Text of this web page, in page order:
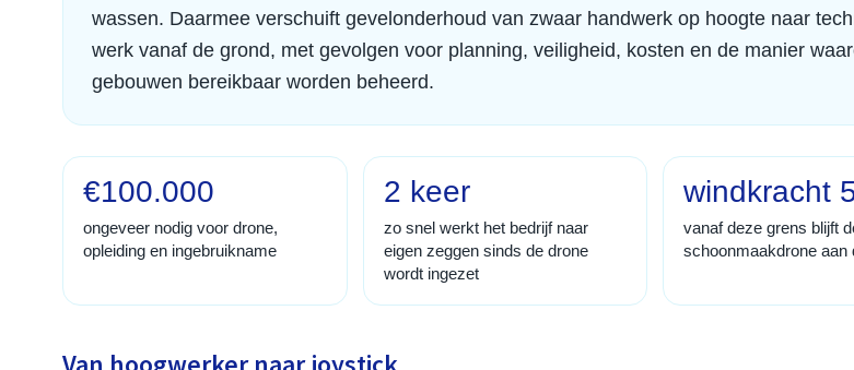
wassen. Daarmee verschuift gevelonderhoud van zwaar handwerk op hoogte naar
werk vanaf de grond, met gevolgen voor planning, veiligheid, kosten en de manier
gebouwen bereikbaar worden beheerd.
€100.000
ongeveer nodig voor drone,
opleiding en ingebruikname
2 keer
zo snel werkt het bedrijf naar
eigen zeggen sinds de drone
wordt ingezet
windkracht
vanaf deze grens blijft
schoonmaakdrone aan